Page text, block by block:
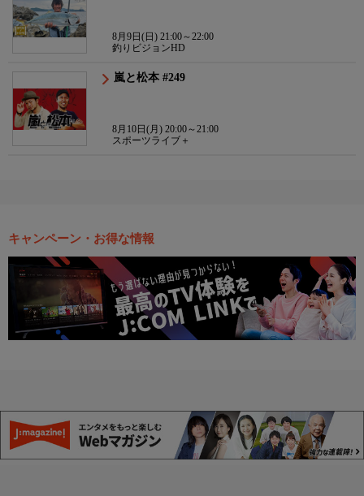
8月9日(日) 21:00～22:00
釣りビジョンHD
嵐と松本 #249
8月10日(月) 20:00～21:00
スポーツライブ＋
キャンペーン・お得な情報